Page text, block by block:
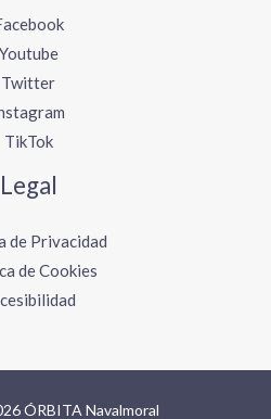
Youtube
Twitter
TikTok
Legal
de Privacidad
de Cookies
ÓRBITA Navalmoral